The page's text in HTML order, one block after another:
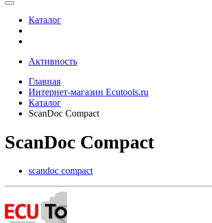
Каталог
Активность
Главная
Интернет-магазин Ecutools.ru
Каталог
ScanDoc Compact
ScanDoc Compact
scandoc compact